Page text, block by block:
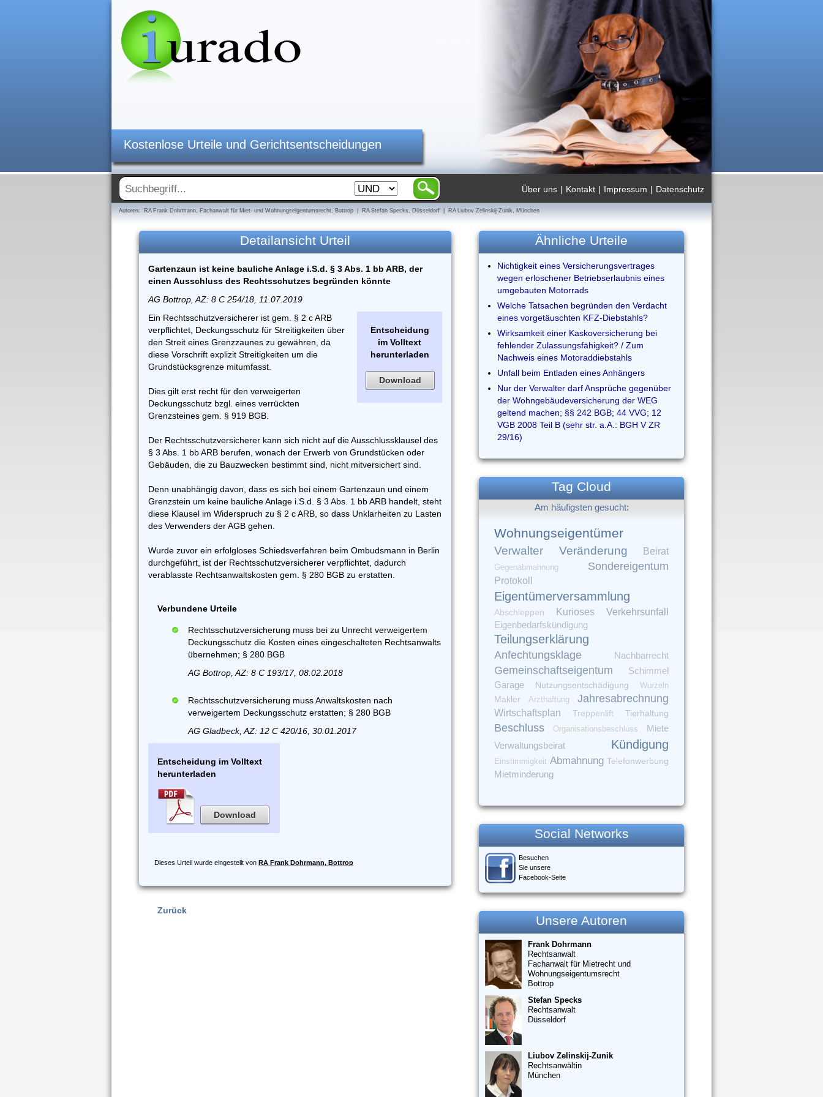
Kostenlose Urteile und Gerichtsentscheidungen
Datenschutz
|
Impressum
|
Kontakt
|
Über uns
Autoren: RA Frank Dohrmann, Fachanwalt für Miet- und Wohnungseigentumsrecht, Bottrop | RA Stefan Specks, Düsseldorf | RA Liubov Zelinskij-Zunik, München
Detailansicht Urteil
Gartenzaun ist keine bauliche Anlage i.S.d. § 3 Abs. 1 bb ARB, der
einen Ausschluss des Rechtsschutzes begründen könnte
AG Bottrop, AZ: 8 C 254/18, 11.07.2019
Entscheidung
im Volltext
herunterladen
Download
Ein Rechtsschutzversicherer ist gem. § 2 c ARB
verpflichtet, Deckungsschutz für Streitigkeiten über
den Streit eines Grenzzaunes zu gewähren, da
diese Vorschrift explizit Streitigkeiten um die
Grundstücksgrenze mitumfasst.
Dies gilt erst recht für den verweigerten
Deckungsschutz bzgl. eines verrückten
Grenzsteines gem. § 919 BGB.
Der Rechtsschutzversicherer kann sich nicht auf die Ausschlussklausel des
§ 3 Abs. 1 bb ARB berufen, wonach der Erwerb von Grundstücken oder
Gebäuden, die zu Bauzwecken bestimmt sind, nicht mitversichert sind.
Denn unabhängig davon, dass es sich bei einem Gartenzaun und einem
Grenzstein um keine bauliche Anlage i.S.d. § 3 Abs. 1 bb ARB handelt, steht
diese Klausel im Widerspruch zu § 2 c ARB, so dass Unklarheiten zu Lasten
des Verwenders der AGB gehen.
Wurde zuvor ein erfolgloses Schiedsverfahren beim Ombudsmann in Berlin
durchgeführt, ist der Rechtsschutzversicherer verpflichtet, dadurch
verablasste Rechtsanwaltskosten gem. § 280 BGB zu erstatten.
Verbundene Urteile
Rechtsschutzversicherung muss bei zu Unrecht verweigertem
Deckungsschutz die Kosten eines eingeschalteten Rechtsanwalts
übernehmen; § 280 BGB
AG Bottrop, AZ: 8 C 193/17, 08.02.2018
Rechtsschutzversicherung muss Anwaltskosten nach
verweigertem Deckungsschutz erstatten; § 280 BGB
AG Gladbeck, AZ: 12 C 420/16, 30.01.2017
Entscheidung im Volltext
herunterladen
Download
Dieses Urteil wurde eingestellt von RA Frank Dohrmann, Bottrop
Zurück
Ähnliche Urteile
Nichtigkeit eines Versicherungsvertrages
wegen erloschener Betriebserlaubnis eines
umgebauten Motorrads
Welche Tatsachen begründen den Verdacht
eines vorgetäuschten KFZ-Diebstahls?
Wirksamkeit einer Kaskoversicherung bei
fehlender Zulassungsfähigkeit? / Zum
Nachweis eines Motoraddiebstahls
Unfall beim Entladen eines Anhängers
Nur der Verwalter darf Ansprüche gegenüber
der Wohngebäudeversicherung der WEG
geltend machen; §§ 242 BGB; 44 VVG; 12
VGB 2008 Teil B (sehr str. a.A.: BGH V ZR
29/16)
Tag Cloud
Am häufigsten gesucht:
Wohnungseigentümer
Verwalter Veränderung Beirat
Gegenabmahnung Sondereigentum
Protokoll
Eigentümerversammlung
Abschleppen Kurioses Verkehrsunfall
Eigenbedarfskündigung
Teilungserklärung
Anfechtungsklage Nachbarrecht
Gemeinschaftseigentum Schimmel
Garage Nutzungsentschädigung Wurzeln
Makler Arzthaftung Jahresabrechnung
Wirtschaftsplan Treppenlift Tierhaltung
Beschluss Organisationsbeschluss Miete
Verwaltungsbeirat Kündigung
Einstimmigkeit Abmahnung Telefonwerbung
Mietminderung
Social Networks
Besuchen
Sie unsere
Facebook-Seite
Unsere Autoren
Frank Dohrmann
Rechtsanwalt
Fachanwalt für Mietrecht und
Wohnungseigentumsrecht
Bottrop
Stefan Specks
Rechtsanwalt
Düsseldorf
Liubov Zelinskij-Zunik
Rechtsanwältin
München